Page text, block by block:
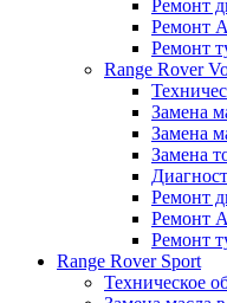
Ремонт
Ремонт
Ремонт
Range Rover
Замена
Замена
Замена
Ремонт
Ремонт
Ремонт
Range Rover Sport
Техническое